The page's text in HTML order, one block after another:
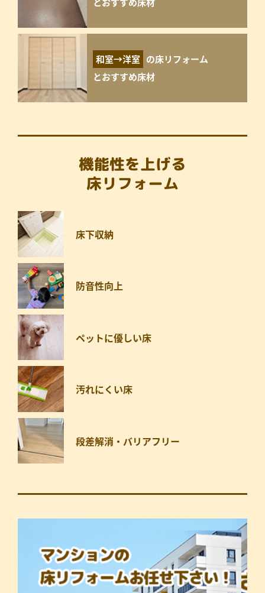
和室→洋室 の床リフォーム
とおすすめ床材
機能性を上げる
床リフォーム
床下収納
防音性向上
ペットに優しい床
汚れにくい床
段差解消・バリアフリー